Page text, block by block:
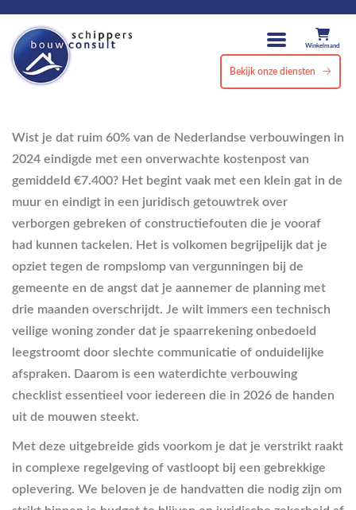
Winkelmand
Bekijk onze diensten
Wist je dat ruim 60% van de Nederlandse verbouwingen in
2024 eindigde met een onverwachte kostenpost van
gemiddeld €7.400? Het begint vaak met een klein gat in de
muur en eindigt in een juridisch getouwtrek over
verborgen gebreken of constructiefouten die je vooraf
had kunnen tackelen. Het is volkomen begrijpelijk dat je
opziet tegen de rompslomp van vergunningen bij de
gemeente en de angst dat je aannemer de planning met
drie maanden overschrijdt. Je wilt immers een technisch
veilige woning zonder dat je spaarrekening onbedoeld
leegstroomt door slechte communicatie of onduidelijke
afspraken. Daarom is een waterdichte verbouwing
checklist essentieel voor iedereen die in 2026 de handen
uit de mouwen steekt.
Met deze uitgebreide gids voorkom je dat je verstrikt raakt
in complexe regelgeving of vastloopt bij een gebrekkige
oplevering. We beloven je de handvatten die nodig zijn om